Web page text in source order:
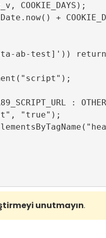
COOKIE_DAYS);
+
ab-test]'))
:
"true");
unutmayın.